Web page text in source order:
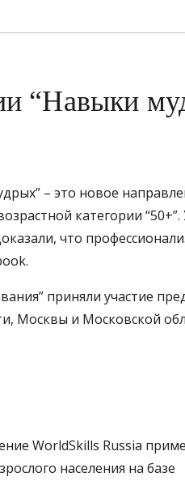
“Навыки
– это новое
категории “50+”.
что
приняли участие
Москвы и Московской
WorldSkills Russia
населения на базе